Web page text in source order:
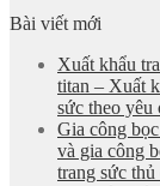
Bài viết mới
Xuất khẩu
titan – Xuất
sức theo yêu
Gia công
và gia công
trang sức